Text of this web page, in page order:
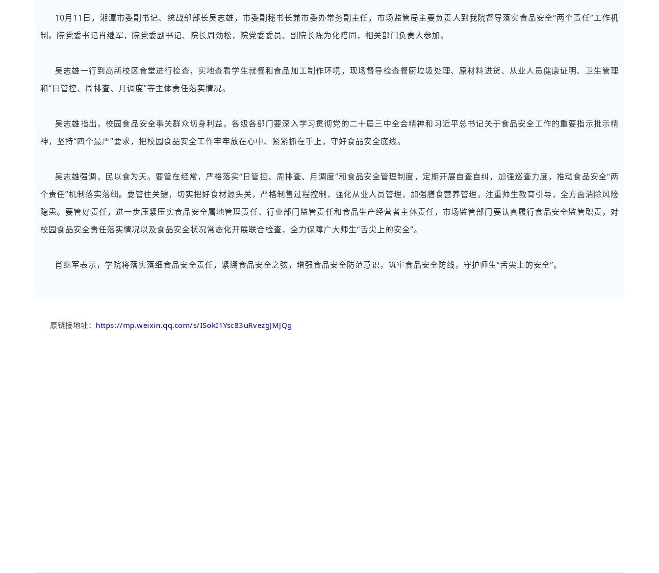
10月11日，湘潭市委副书记、统战部部长吴志雄，市委副秘书长兼市委办常务副主任，市场监管局主要负责人到我院督导落实食品安全“两个责任”工作机
制。院党委书记肖继军，院党委副书记、院长周劲松，院党委委员、副院长陈为化陪同，相关部门负责人参加。
吴志雄一行到高新校区食堂进行检查，实地查看学生就餐和食品加工制作环境，现场督导检查餐厨垃圾处理、原材料进货、从业人员健康证明、卫生管理
和“日管控、周排查、月调度”等主体责任落实情况。
吴志雄指出，校园食品安全事关群众切身利益，各级各部门要深入学习贯彻党的二十届三中全会精神和习近平总书记关于食品安全工作的重要指示批示精
神，坚持“四个最严”要求，把校园食品安全工作牢牢放在心中、紧紧抓在手上，守好食品安全底线。
吴志雄强调，民以食为天。要管在经常，严格落实“日管控、周排查、月调度”和食品安全管理制度，定期开展自查自纠，加强巡查力度，推动食品安全“两
个责任”机制落实落细。 要管住关键，切实把好食材源头关，严格制售过程控制，强化从业人员管理，加强膳食营养管理，注重师生教育引导，全方面消除风险
隐患。要管好责任，进一步压紧压实食品安全属地管理责任、行业部门监管责任和食品生产经营者主体责任，市场监管部门要认真履行食品安全监管职责，对
校园食品安全责任落实情况以及食品安全状况常态化开展联合检查，全力保障广大师生“舌尖上的安全”。
肖继军表示，学院将落实落细食品安全责任，紧绷食品安全之弦，增强食品安全防范意识，筑牢食品安全防线，守护师生“舌尖上的安全”。
原链接地址： https://mp.weixin.qq.com/s/ISokI1Ysc83uRvezgJMJQg